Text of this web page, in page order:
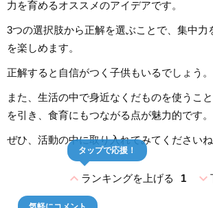
力を育めるオススメのアイデアです。
3つの選択肢から正解を選ぶことで、集中力
を楽しめます。
正解すると自信がつく子供もいるでしょう。
また、生活の中で身近なくだものを使うこ
を引き、食育にもつながる点が魅力的です。
ぜひ、活動の中に取り入れてみてくださいね
expand_lessランキングを上げる 1
タップで応援！
expand_more